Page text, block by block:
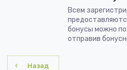
Всем
бонусы можно
отправив
Назад